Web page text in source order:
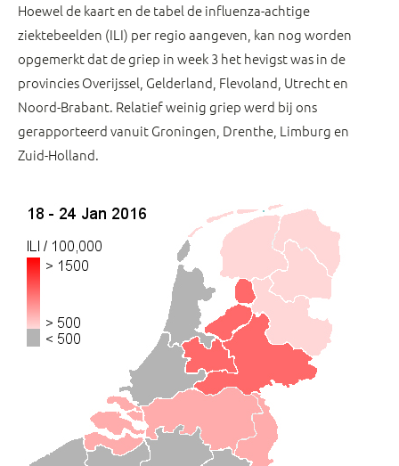
Hoewel de kaart en de tabel de influenza-achtige
ziektebeelden (ILI) per regio aangeven, kan nog worden
opgemerkt dat de griep in week 3 het hevigst was in de
provincies Overijssel, Gelderland, Flevoland, Utrecht en
Noord-Brabant. Relatief weinig griep werd bij ons
gerapporteerd vanuit Groningen, Drenthe, Limburg en
Zuid-Holland.